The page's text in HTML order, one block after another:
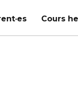
Cours